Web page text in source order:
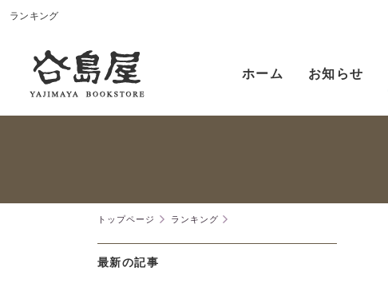
ランキング
ホーム お知らせ
トップページ ランキング
最新の記事